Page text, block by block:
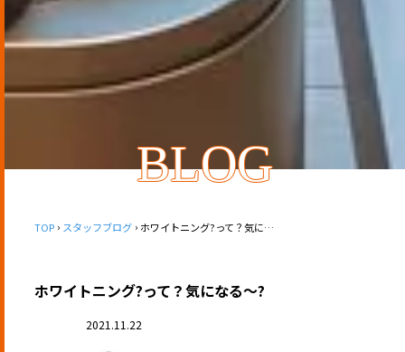
BLOG
TOP スタッフブログ ホワイトニング?って？気になる〜?
ホワイトニング?って？気になる〜?
2021.11.22